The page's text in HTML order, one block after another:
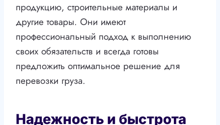
продукцию, строительные материалы и
другие товары. Они имеют
профессиональный подход к выполнению
своих обязательств и всегда готовы
предложить оптимальное решение для
перевозки груза.
Надежность и быстрота